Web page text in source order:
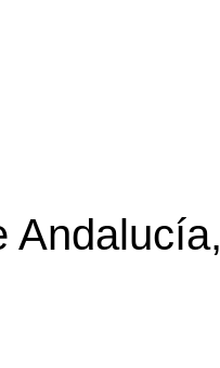
Andalucía,